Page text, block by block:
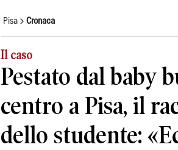
Pisa Cronaca
Il caso
Pestato dal baby
centro a Pisa, il
dello studente: